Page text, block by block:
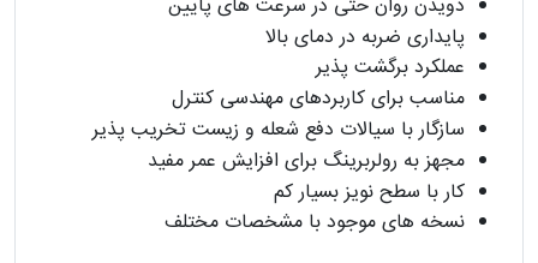
دویدن روان حتی در سرعت های پایین
پایداری ضربه در دمای بالا
عملکرد برگشت پذیر
مناسب برای کاربردهای مهندسی کنترل
سازگار با سیالات دفع شعله و زیست تخریب پذیر
مجهز به رولربرینگ برای افزایش عمر مفید
کار با سطح نویز بسیار کم
نسخه های موجود با مشخصات مختلف